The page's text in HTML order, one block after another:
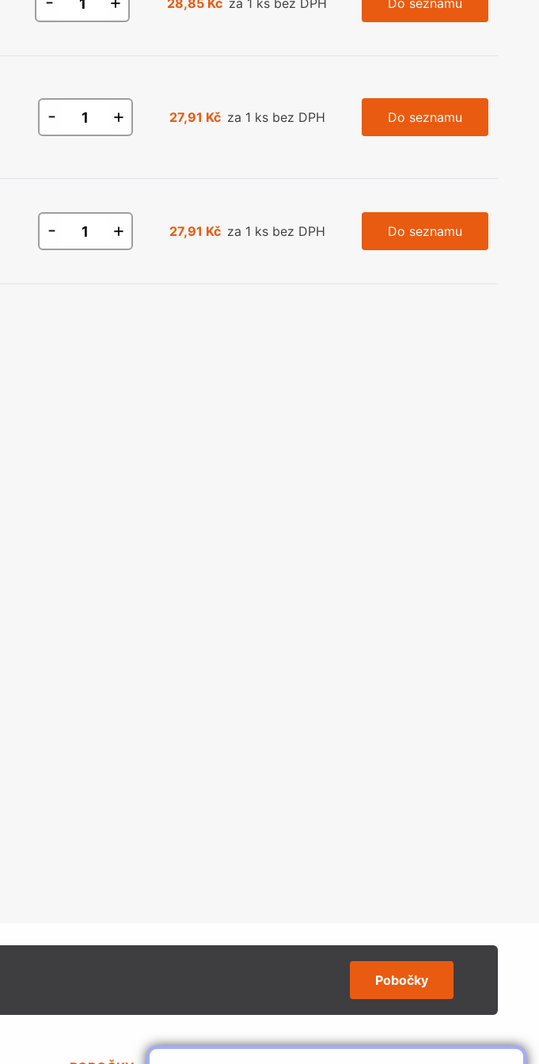
28,85 Kč za 1 ks bez DPH Do seznamu
- + 27,91 Kč za 1 ks bez DPH Do seznamu
- + 27,91 Kč za 1 ks bez DPH Do seznamu
Pobočky